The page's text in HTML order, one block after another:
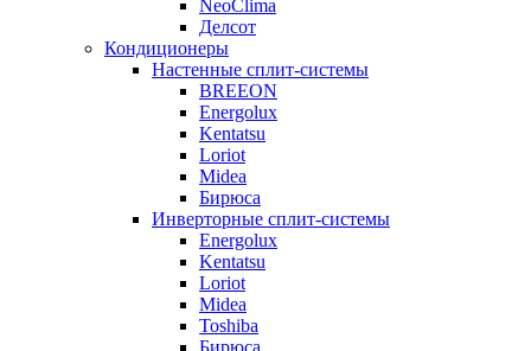
NeoClima
Делсот
Кондиционеры
Настенные сплит-системы
BREEON
Energolux
Kentatsu
Loriot
Midea
Бирюса
Инверторные сплит-системы
Energolux
Kentatsu
Loriot
Midea
Toshiba
Бирюса